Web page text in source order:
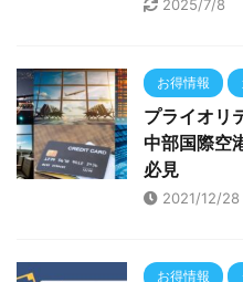
2025/7/8
お得情報
プライオリ
中部国際空
必見
2021/12/28
お得情報